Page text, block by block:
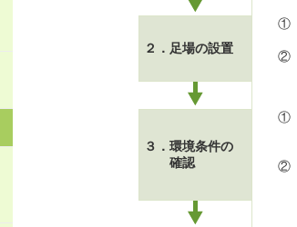
２．足場の設置
①
②
３．環境条件の
確認
①
②